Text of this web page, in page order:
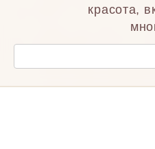
красота,
Поиск: